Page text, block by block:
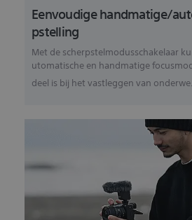
Eenvoudige handmatige/
pstelling
Met de scherpstelmodusschakelaar
utomatische en handmatige
deel is bij het vastleggen van